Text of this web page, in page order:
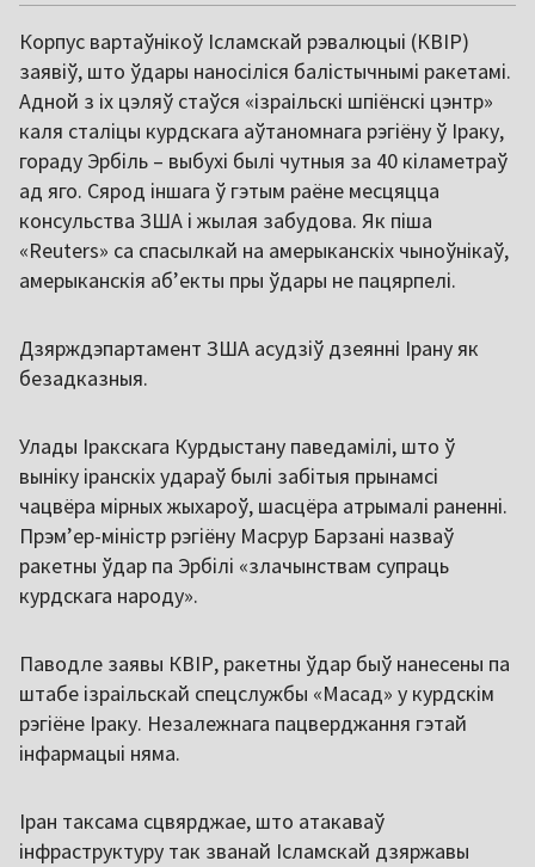
Корпус вартаўнікоў Ісламскай рэвалюцыі (КВІР)
заявіў, што ўдары наносіліся балістычнымі ракетамі.
Адной з іх цэляў стаўся «ізраільскі шпіёнскі цэнтр»
каля сталіцы курдскага аўтаномнага рэгіёну ў Іраку,
гораду Эрбіль – выбухі былі чутныя за 40 кіламетраў
ад яго. Сярод іншага ў гэтым раёне месцяцца
консульства ЗША і жылая забудова. Як піша
«Reuters» са спасылкай на амерыканскіх чыноўнікаў,
амерыканскія аб’екты пры ўдары не пацярпелі.
Дзярждэпартамент ЗША асудзіў дзеянні Ірану як
безадказныя.
Улады Іракскага Курдыстану паведамілі, што ў
выніку іранскіх удараў былі забітыя прынамсі
чацвёра мірных жыхароў, шасцёра атрымалі раненні.
Прэм’ер-міністр рэгіёну Масрур Барзані назваў
ракетны ўдар па Эрбілі «злачынствам супраць
курдскага народу».
Паводле заявы КВІР, ракетны ўдар быў нанесены па
штабе ізраільскай спецслужбы «Масад» у курдскім
рэгіёне Іраку. Незалежнага пацверджання гэтай
інфармацыі няма.
Іран таксама сцвярджае, што атакаваў
інфраструктуру так званай Ісламскай дзяржавы